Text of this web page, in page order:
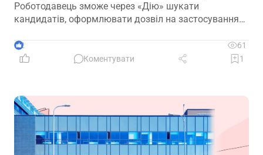
Роботодавець зможе через «Дію» шукати
кандидатів, оформлювати дозвіл на застосування
прийняття на роботу
2
61
Коментувати
1